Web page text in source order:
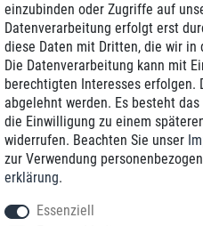
Zustellung
+49
einzubinden oder Zugriffe auf
Datenverarbeitung erfolgt erst
diese Daten mit Dritten, die wir in
Die Datenverarbeitung kann mit
berechtigten Interesses erfolgen.
abgelehnt werden. Es besteht
die Einwilligung zu einem
widerrufen. Beachten Sie unser
zur Verwendung
erklärung.
Essenziell